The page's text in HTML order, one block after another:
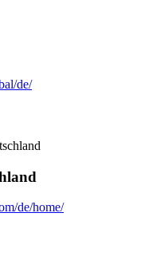
de/
de/home/